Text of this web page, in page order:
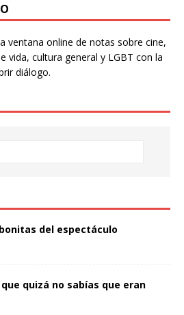
ventana online de notas sobre cine,
vida, cultura general y LGBT con la
diálogo.
del espectáculo
quizá no sabías que eran